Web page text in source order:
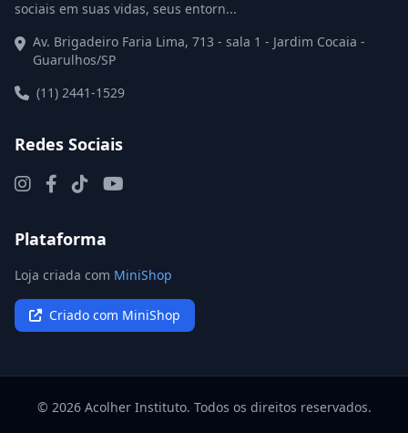
sociais em suas vidas, seus entorn...
Av. Brigadeiro Faria Lima, 713 - sala 1 - Jardim Cocaia -
Guarulhos/SP
(11) 2441-1529
Redes Sociais
Plataforma
Loja criada com MiniShop
Criado com MiniShop
© 2026 Acolher Instituto. Todos os direitos reservados.